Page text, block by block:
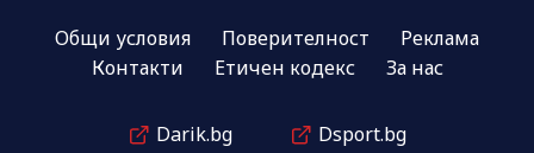
Общи условия Поверителност
Реклама
Контакти
Етичен кодекс За нас
Darik.bg Dsport.bg